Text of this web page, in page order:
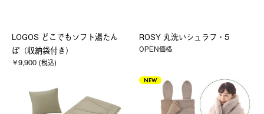
LOGOS どこでもソフト湯たん
ぽ（収納袋付き）
￥9,900 (税込)
ROSY 丸洗いシュラフ・5
OPEN価格
NEW